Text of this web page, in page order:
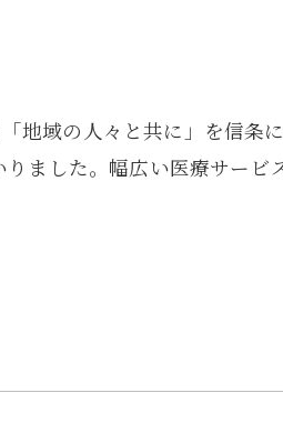
地域の人々と共に」を信条
ました。幅広い医療サー